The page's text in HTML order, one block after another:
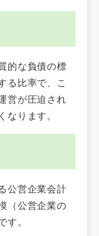
的な負債の標
る比率で、こ
営が圧迫され
なります。
公営企業会計
（公営企業の
す。